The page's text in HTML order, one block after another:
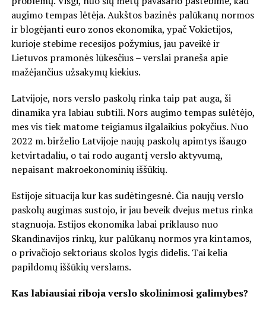
augimo tempas lėtėja. Aukštos bazinės palūkanų normos
ir blogėjanti euro zonos ekonomika, ypač Vokietijos,
kurioje stebime recesijos požymius, jau paveikė ir
Lietuvos pramonės lūkesčius – verslai praneša apie
mažėjančius užsakymų kiekius.
Latvijoje, nors verslo paskolų rinka taip pat auga, ši
dinamika yra labiau subtili. Nors augimo tempas sulėtėjo,
mes vis tiek matome teigiamus ilgalaikius pokyčius. Nuo
2022 m. birželio Latvijoje naujų paskolų apimtys išaugo
ketvirtadaliu, o tai rodo augantį verslo aktyvumą,
nepaisant makroekonominių iššūkių.
Estijoje situacija kur kas sudėtingesnė. Čia naujų verslo
paskolų augimas sustojo, ir jau beveik dvejus metus rinka
stagnuoja. Estijos ekonomika labai priklauso nuo
Skandinavijos rinkų, kur palūkanų normos yra kintamos,
o privačiojo sektoriaus skolos lygis didelis. Tai kelia
papildomų iššūkių verslams.
Kas labiausiai riboja verslo skolinimosi galimybes?